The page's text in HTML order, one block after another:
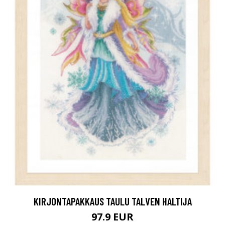
KIRJONTAPAKKAUS TAULU TALVEN HALTIJA
97.9 EUR